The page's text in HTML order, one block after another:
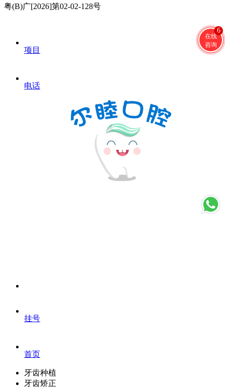
在线
咨询
6
粤(B)广[2026]第02-02-128号
项目
电话
挂号
首页
牙齿种植
牙齿矫正